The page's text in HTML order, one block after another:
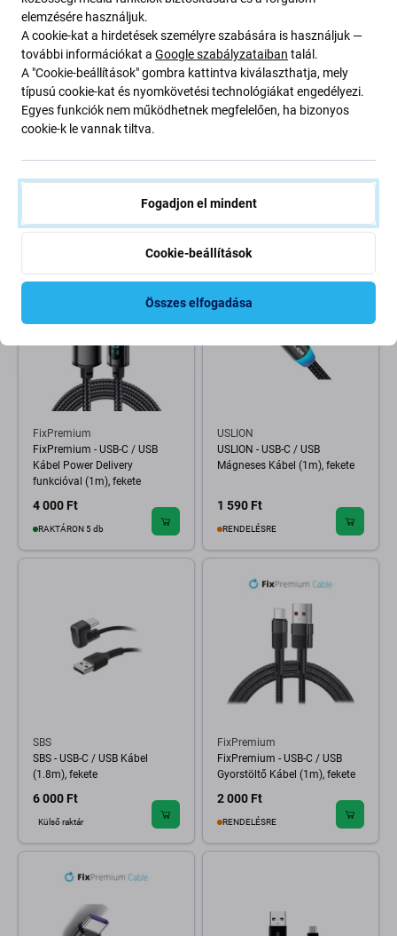
2 400 Ft
FixPremium
FixPremium - USB-C / USB
Kábel Power Delivery
funkcióval (1m), fekete
4 000 Ft
RAKTÁRON 5 db
USLION
USLION - USB-C / USB
Mágneses Kábel (1m), fekete
1 590 Ft
RENDELÉSRE
SBS
SBS - USB-C / USB Kábel
(1.8m), fekete
6 000 Ft
Külső raktár
FixPremium
FixPremium - USB-C / USB
Gyorstöltő Kábel (1m), fekete
2 000 Ft
RENDELÉSRE
elemzésére használjuk.
A cookie-kat a hirdetések személyre szabására is használjuk —
további információkat a Google szabályzataiban talál.
A "Cookie-beállítások" gombra kattintva kiválaszthatja, mely
típusú cookie-kat és nyomkövetési technológiákat engedélyezi.
Egyes funkciók nem működhetnek megfelelően, ha bizonyos
cookie-k le vannak tiltva.
Fogadjon el mindent
Cookie-beállítások
Összes elfogadása